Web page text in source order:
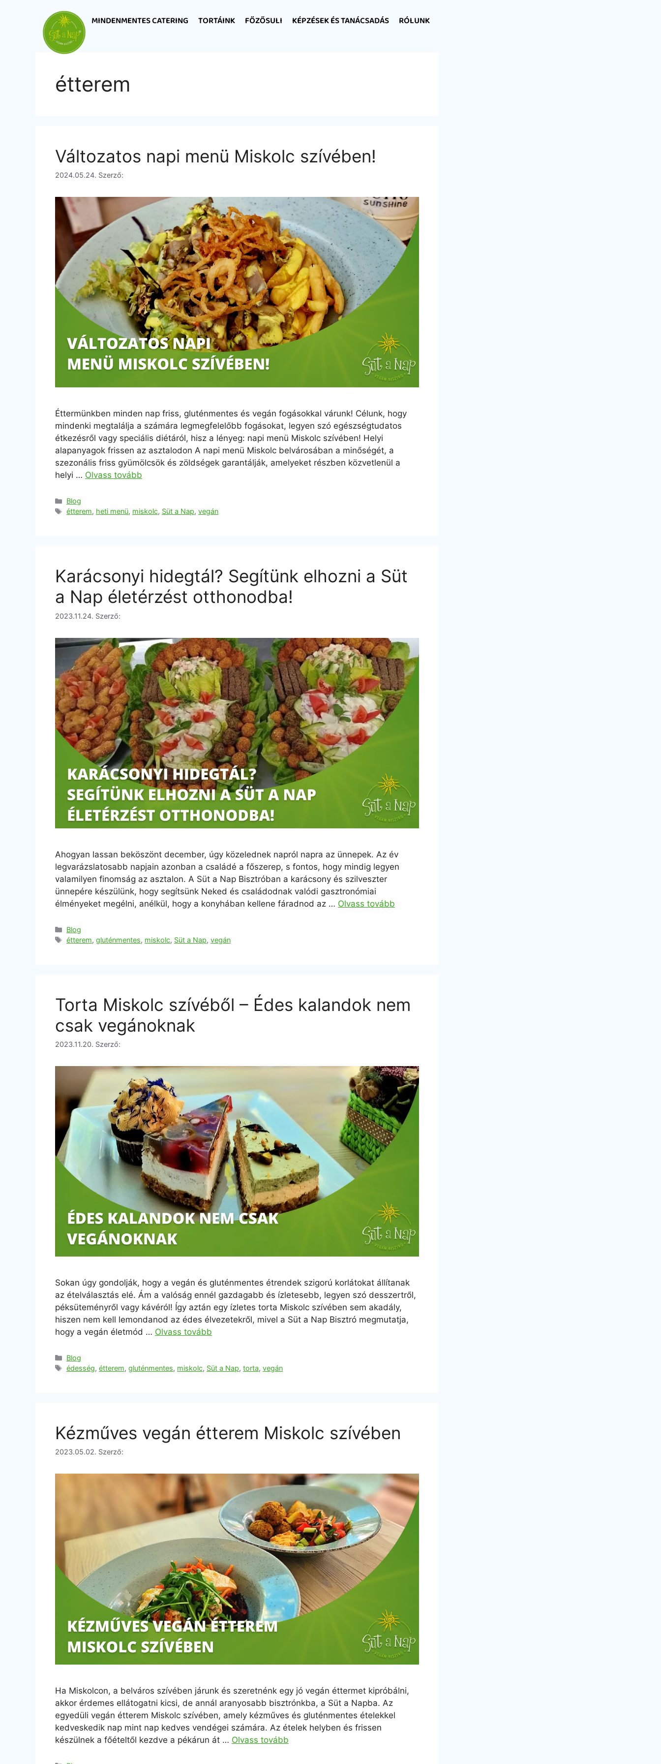
MINDENMENTES CATERING TORTÁINK FŐZŐSULI KÉPZÉSEK ÉS TANÁCSADÁS RÓLUNK
étterem
Változatos napi menü Miskolc szívében!
2024.05.24. Szerző:
Éttermünkben minden nap friss, gluténmentes és vegán fogásokkal várunk! Célunk, hogy
mindenki megtalálja a számára legmegfelelőbb fogásokat, legyen szó egészségtudatos
étkezésről vagy speciális diétáról, hisz a lényeg: napi menü Miskolc szívében! Helyi
alapanyagok frissen az asztalodon A napi menü Miskolc belvárosában a minőségét, a
szezonális friss gyümölcsök és zöldségek garantálják, amelyeket részben közvetlenül a
helyi … Olvass tovább
Blog
étterem, heti menü, miskolc, Süt a Nap,vegán
Karácsonyi hidegtál? Segítünk elhozni a Süt
a Nap életérzést otthonodba!
2023.11.24. Szerző:
Ahogyan lassan beköszönt december, úgy közelednek napról napra az ünnepek. Az év
legvarázslatosabb napjain azonban a családé a főszerep, s fontos, hogy mindig legyen
valamilyen finomság az asztalon. A Süt a Nap Bisztróban a karácsony és szilveszter
ünnepére készülünk, hogy segítsünk Neked és családodnak valódi gasztronómiai
élményeket megélni, anélkül, hogy a konyhában kellene fáradnod az … Olvass tovább
Blog
étterem,gluténmentes, miskolc, Süt a Nap,vegán
Torta Miskolc szívéből – Édes kalandok nem
csak vegánoknak
2023.11.20. Szerző:
Sokan úgy gondolják, hogy a vegán és gluténmentes étrendek szigorú korlátokat állítanak
az ételválasztás elé. Ám a valóság ennél gazdagabb és ízletesebb, legyen szó desszertről,
péksüteményről vagy kávéról! Így aztán egy ízletes torta Miskolc szívében sem akadály,
hiszen nem kell lemondanod az édes élvezetekről, mivel a Süt a Nap Bisztró megmutatja,
hogy a vegán életmód … Olvass tovább
Blog
édesség,étterem,gluténmentes, miskolc, Süt a Nap,torta,vegán
Kézműves vegán étterem Miskolc szívében
2023.05.02. Szerző:
Ha Miskolcon, a belváros szívében járunk és szeretnénk egy jó vegán éttermet kipróbálni,
akkor érdemes ellátogatni kicsi, de annál aranyosabb bisztrónkba, a Süt a Napba. Az
egyedüli vegán étterem Miskolc szívében, amely kézműves és gluténmentes ételekkel
kedveskedik nap mint nap kedves vendégei számára. Az ételek helyben és frissen
készülnek a főételtől kezdve a pékárun át … Olvass tovább